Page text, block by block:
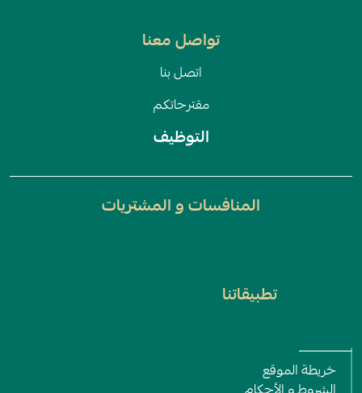
تواصل معنا
اتصل بنا
مقترحاتكم
التوظيف
المنافسات و المشتريات
تطبيقاتنا
All Rights Reserved © 2022
خريطة الموقع